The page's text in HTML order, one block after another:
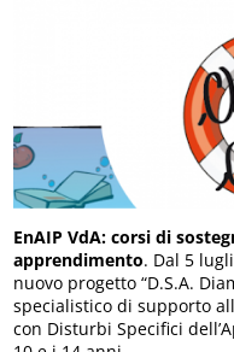
EnAIP VdA: corsi di
apprendimento. Dal 5
nuovo progetto “D.S.A.
specialistico di supporto
con Disturbi Specifici